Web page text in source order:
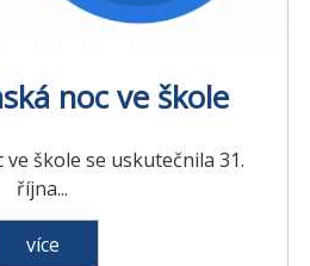
noc ve škole
škole se uskutečnila 31.
října...
více